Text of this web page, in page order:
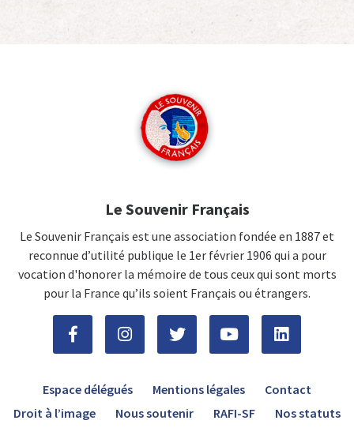
Le Souvenir Français
Le Souvenir Français est une association fondée en 1887 et
reconnue d’utilité publique le 1er février 1906 qui a pour
vocation d'honorer la mémoire de tous ceux qui sont morts
pour la France qu’ils soient Français ou étrangers.
Espace délégués Mentions légales
Contact
Droit à l’image
Nous soutenir RAFI-SF Nos statuts